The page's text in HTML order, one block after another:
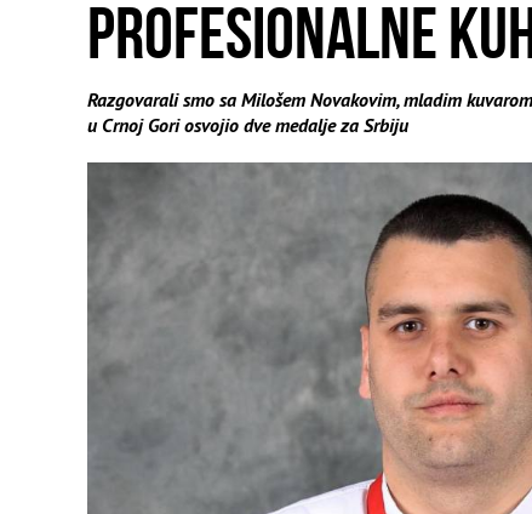
PROFESIONALNE
Razgovarali smo sa Milošem Novakovim, mladim
u Crnoj Gori osvojio dve medalje za Srbiju